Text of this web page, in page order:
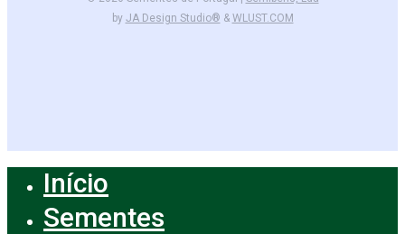
by JA Design Studio® & WLUST.COM
Menu
Início
Sementes